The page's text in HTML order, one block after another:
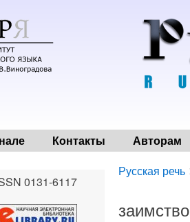
Контакты Авторам
You
here:
Русская речь
0131-6117